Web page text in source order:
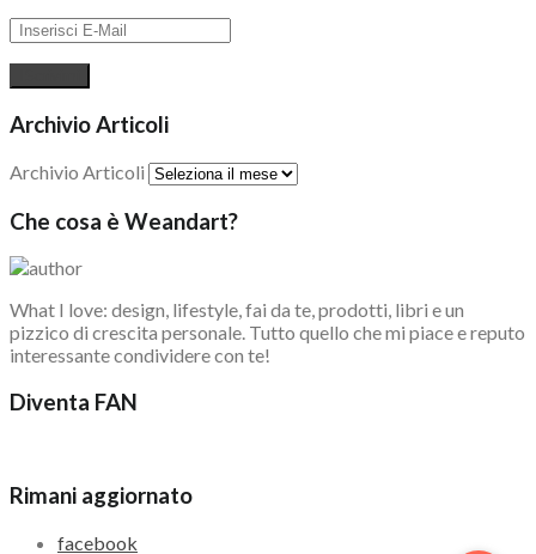
Archivio Articoli
Archivio Articoli
Che cosa è Weandart?
What I love: design, lifestyle, fai da te, prodotti, libri e un
pizzico di crescita personale. Tutto quello che mi piace e reputo
interessante condividere con te!
Diventa FAN
Rimani aggiornato
facebook